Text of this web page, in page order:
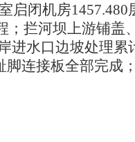
启闭机房
；拦河坝上游铺盖
进水口边坡处理累
连接板全部完成